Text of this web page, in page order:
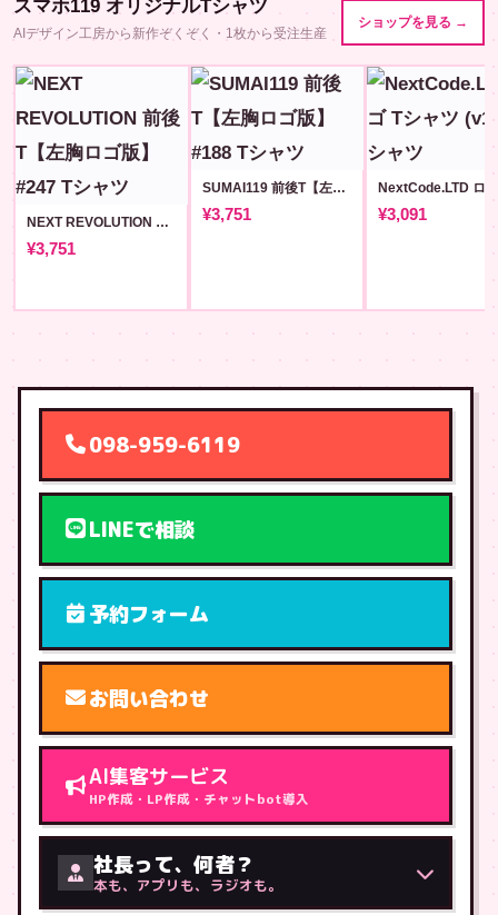
スマホ119 オリジナルTシャツ
AIデザイン工房から新作ぞくぞく・1枚から受注生産
ショップを見る →
NEXT REVOLUTION 前後T【左胸ロゴ版】#247
¥3,751
SUMAI119 前後T【左胸ロゴ版】#188
¥3,751 ¥3,091
098-959-6119
LINEで相談
予約フォーム
お問い合わせ
AI集客サービス
HP作成・LP作成・チャットbot導入
社長って、何者？
本も、アプリも、ラジオも。